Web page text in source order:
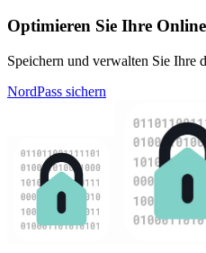
Optimieren Sie Ihre
Speichern und verwalten Sie Ihre
NordPass sichern